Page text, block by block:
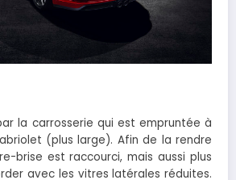
la carrosserie qui est empruntée à
(plus large). Afin de la rendre
brise est raccourci, mais aussi plus
avec les vitres latérales réduites.